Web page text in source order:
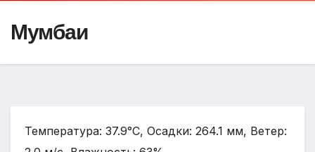
Мумбаи
Температура: 37.9°C, Осадки: 264.1 мм, Ветер: